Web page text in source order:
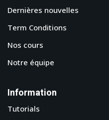
Dernières nouvelles
Term Conditions
Nos cours
Notre équipe
Information
Tutorials